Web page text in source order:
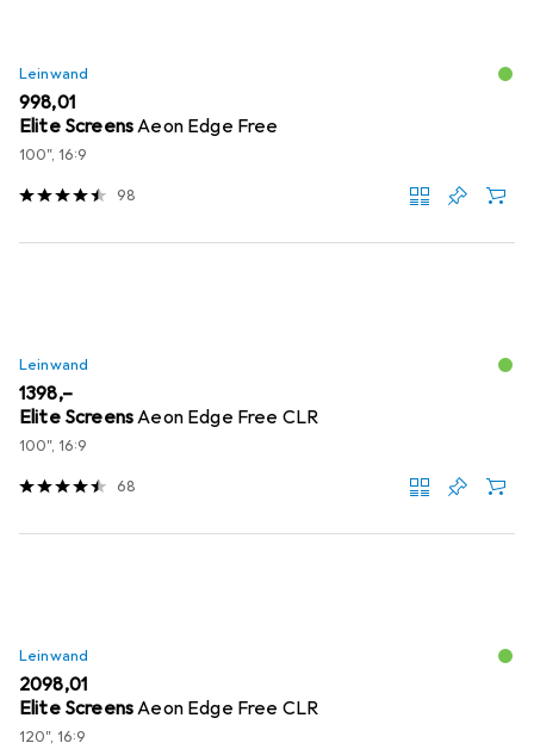
Leinwand
EUR
998,01
Elite ScreensAeon Edge Free
100", 16:9
98
Leinwand
EUR
1398,–
Elite ScreensAeon Edge Free CLR
100", 16:9
68
Leinwand
EUR
2098,01
Elite ScreensAeon Edge Free CLR
120", 16:9